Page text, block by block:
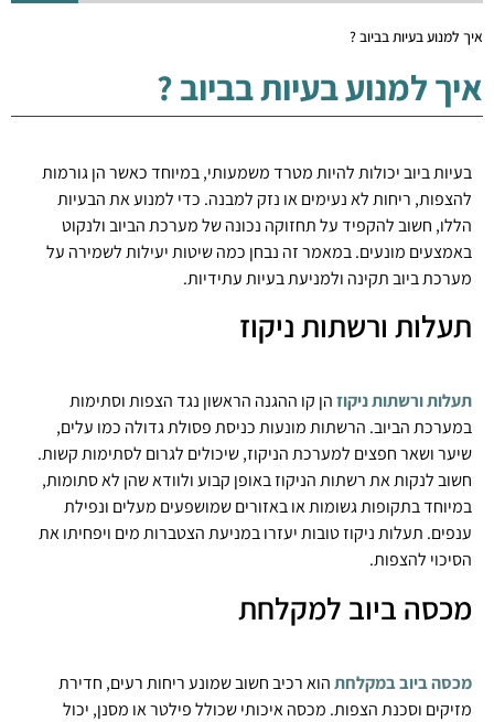
איך למנוע בעיות בביוב ?
איך למנוע בעיות בביוב ?
בעיות ביוב יכולות להיות מטרד משמעותי, במיוחד כאשר הן גורמות
להצפות, ריחות לא נעימים או נזק למבנה. כדי למנוע את הבעיות
הללו, חשוב להקפיד על תחזוקה נכונה של מערכת הביוב ולנקוט
באמצעים מונעים. במאמר זה נבחן כמה שיטות יעילות לשמירה על
מערכת ביוב תקינה ולמניעת בעיות עתידיות.
תעלות ורשתות ניקוז
תעלות ורשתות ניקוזהן קו ההגנה הראשון נגד הצפות וסתימות
במערכת הביוב. הרשתות מונעות כניסת פסולת גדולה כמו עלים,
שיער ושאר חפצים למערכת הניקוז, שיכולים לגרום לסתימות קשות.
חשוב לנקות את רשתות הניקוז באופן קבוע ולוודא שהן לא סתומות,
במיוחד בתקופות גשומות או באזורים שמושפעים מעלים ונפילת
ענפים. תעלות ניקוז טובות יעזרו במניעת הצטברות מים ויפחיתו את
הסיכוי להצפות.
מכסה ביוב למקלחת
מכסה ביוב במקלחתהוא רכיב חשוב שמונע ריחות רעים, חדירת
מזיקים וסכנת הצפות. מכסה איכותי שכולל פילטר או מסנן, יכול